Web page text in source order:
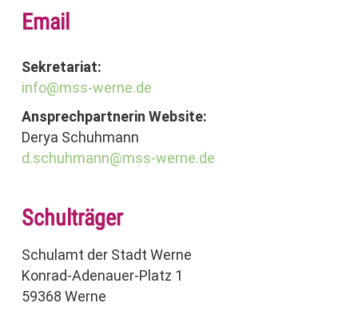
Email
Sekretariat:
info@mss-werne.de
Ansprechpartnerin Website:
Derya Schuhmann
d.schuhmann@mss-werne.de
Schulträger
Schulamt der Stadt Werne
Konrad-Adenauer-Platz 1
59368 Werne